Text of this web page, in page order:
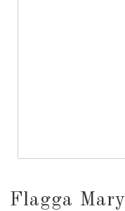
Flagga